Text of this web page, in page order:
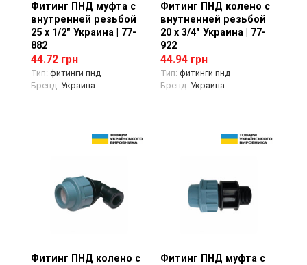
Просмотр товара
Фитинг ПНД муфта с
внутренней резьбой
25 х 1/2" Украина | 77-
882
44.72 грн
Тип: фитинги пнд
Бренд: Украина
Просмотр товара
Фитинг ПНД колено с
внутненней резьбой
20 х 3/4" Украина | 77-
922
44.94 грн
Тип: фитинги пнд
Бренд: Украина
Просмотр товара
Фитинг ПНД колено с
Просмотр товара
Фитинг ПНД муфта с